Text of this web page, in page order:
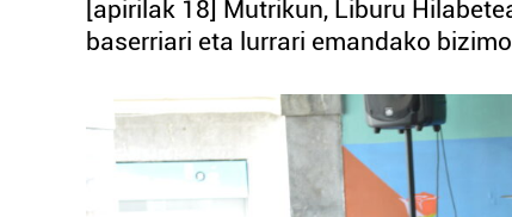
[apirilak 18] Mutrikun, Liburu
baserriari eta lurrari emandako